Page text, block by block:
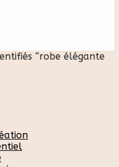
“robe élégante